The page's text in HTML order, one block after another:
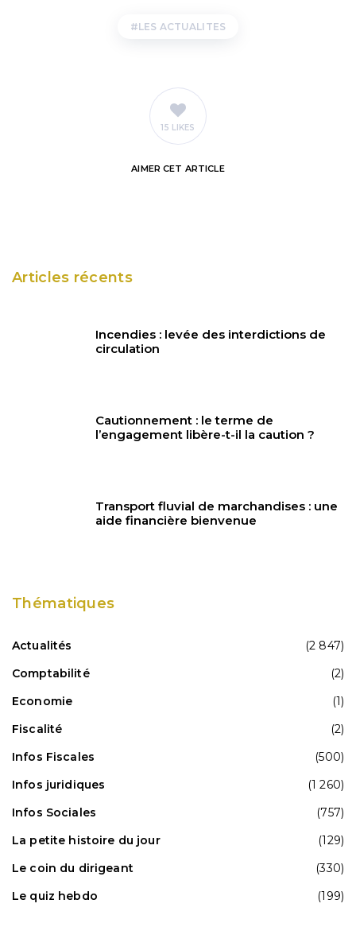
LES ACTUALITES
15 LIKES
AIMER CET ARTICLE
Articles récents
Incendies : levée des interdictions de
circulation
Cautionnement : le terme de
l’engagement libère-t-il la caution ?
Transport fluvial de marchandises : une
aide financière bienvenue
Thématiques
Actualités
(2 847)
Comptabilité
(2)
Economie
(1)
Fiscalité
(2)
Infos Fiscales
(500)
Infos juridiques
(1 260)
Infos Sociales
(757)
La petite histoire du jour
(129)
Le coin du dirigeant
(330)
Le quiz hebdo
(199)